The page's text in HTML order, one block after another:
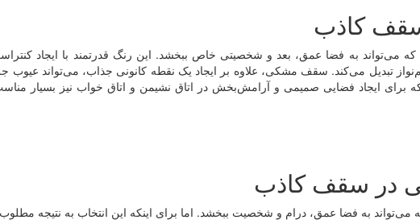
سقف کاذب
به فضا عمق، بعد و شخصیتی خاص ببخشد. این رنگ قدرتمند با ایجاد
تبدیل می‌کند. سقف مشکی، علاوه بر ایجاد یک نقطه کانونی جذاب، می‌تواند
برای ایجاد فضایی صمیمی و آرامش‌بخش در اتاق نشیمن و اتاق خواب نیز بسیار
در سقف کاذب
به فضا عمق، درام و شخصیت ببخشد. اما برای اینکه این انتخاب به نتیجه